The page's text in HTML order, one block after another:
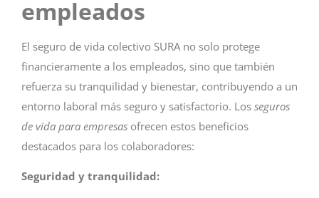
empleados
El seguro de vida colectivo SURA no solo protege
financieramente a los empleados, sino que también
refuerza su tranquilidad y bienestar, contribuyendo a un
entorno laboral más seguro y satisfactorio. Los seguros
de vida para empresas ofrecen estos beneficios
destacados para los colaboradores:
Seguridad y tranquilidad: